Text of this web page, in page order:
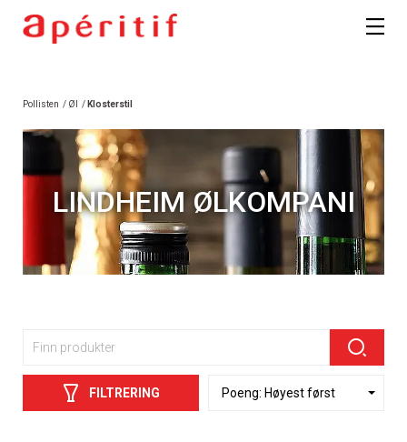
Pollisten / Øl / Klosterstil
LINDHEIM ØLKOMPANI
FILTRERING